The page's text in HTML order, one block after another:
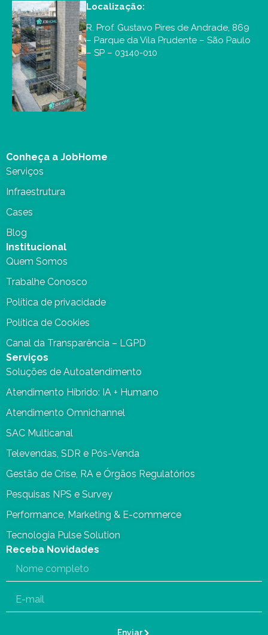
Localização:
R. Prof. Gustavo Pires de Andrade, 869
– Parque da Vila Prudente – São Paulo
– SP – 03140-010
Conheça a JobHome
Serviços
Infraestrutura
Cases
Blog
Institucional
Quem Somos
Trabalhe Conosco
Política de privacidade
Política de Cookies
Canal da Transparência – LGPD
Serviços
Soluções de Autoatendimento
Atendimento Híbrido: IA + Humano
Atendimento Omnichannel
SAC Multicanal
Televendas, SDR e Pós-Venda
Gestão de Crise, RA e Órgãos Regulatórios
Pesquisas NPS e Survey
Performance, Marketing & E-commerce
Tecnologia Pulse Solution
Receba Novidades
Enviar